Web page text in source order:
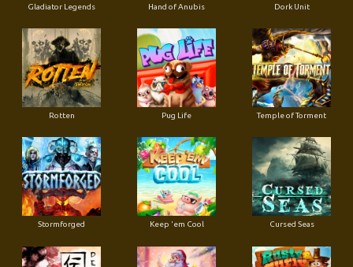
Gladiator Legends Hand of Anubis Dork Unit
Rotten Pug Life Temple of Torment
Stormforged Keep 'em Cool Cursed Seas